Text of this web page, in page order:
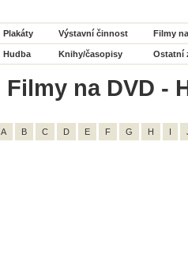
Plakáty Výstavní činnost Filmy
Hudba Knihy/časopisy Ostatní
Filmy na DVD -
A B C D E F G H I